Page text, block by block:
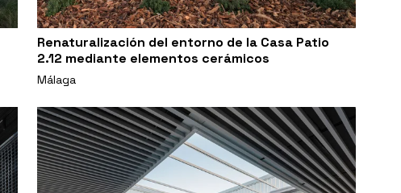
Renaturalización del entorno de la Casa Patio
2.12 mediante elementos cerámicos
Málaga